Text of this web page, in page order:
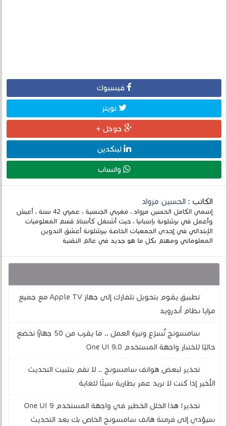
فيسبوك
تويتر
جوجل +
لينكدين
واتساب
الكاتب :الحسين مزواد
إسمي الكامل الحسين مزواد ، مغربي الجنسية ، عمري 42 سنة ، أعيش
وأعمل في برشلونة بإسبانيا ، حيث أشتغل كأستاذ قسم المعلوميات
الإبتدائي في إحدى الجمعيات الخاصة ببرشلونة أعشق التدوين
المعلوماتي ومهتم بكل ما هو جديد في عالم التقنية
تطبيق يقوم بتحويل تلفازك إلى جهاز Apple TV مع جميع
مزايا نظام أندرويد
سامسونج تُسرّع وتيرة العمل .. ما يقرب من 50 جهازًا تخضع
حاليًا لاختبار واجهة المستخدم One UI 9.0
تحذير لبعض هواتف سامسونج .. لا تقم بتثبيت التحديث
الأخير إذا كنت لا تريد عمر بطارية سيئًا للغاية
تحذير! هذا الخلل الخطير في واجهة المستخدم One UI 9
سيؤدي إلى فرمتة هاتف سامسونج الخاص بك بعد التحديث